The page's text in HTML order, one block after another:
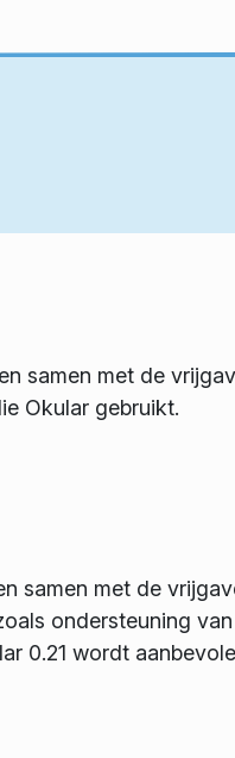
samen met de
Okular gebruikt.
samen met de
ondersteuning
0.21 wordt